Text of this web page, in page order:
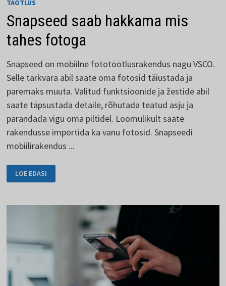
TAOTLUS
Snapseed saab hakkama mis
tahes fotoga
Snapseed on mobiilne fototöötlusrakendus nagu VSCO.
Selle tarkvara abil saate oma fotosid täiustada ja
paremaks muuta. Valitud funktsioonide ja žestide abil
saate täpsustada detaile, rõhutada teatud asju ja
parandada vigu oma piltidel. Loomulikult saate
rakendusse importida ka vanu fotosid. Snapseedi
mobiilirakendus ...
SNAPSEED
SAAB
HAKKAMA
FOTOGA
LOE EDASI